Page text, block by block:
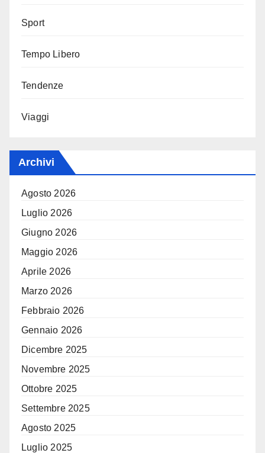
Sport
Tempo Libero
Tendenze
Viaggi
Archivi
Agosto 2026
Luglio 2026
Giugno 2026
Maggio 2026
Aprile 2026
Marzo 2026
Febbraio 2026
Gennaio 2026
Dicembre 2025
Novembre 2025
Ottobre 2025
Settembre 2025
Agosto 2025
Luglio 2025